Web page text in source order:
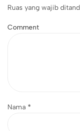
Ruas yang wajib
Comment
Nama *